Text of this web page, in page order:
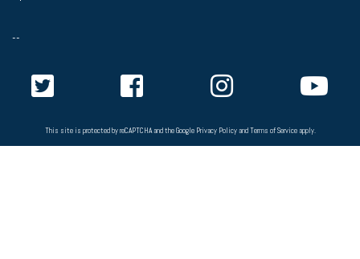
--
This site is protected by reCAPTCHA and the Google Privacy PolicyandTerms of Serviceapply.